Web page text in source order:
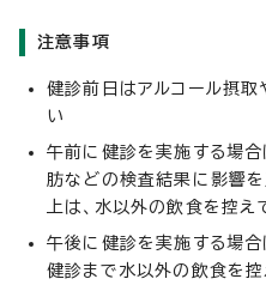
注意事項
健診前日はアルコール摂取
い
午前に健診を実施する場
肪などの検査結果に影響
上は、水以外の飲食を控え
午後に健診を実施する場合
健診まで水以外の飲食を控